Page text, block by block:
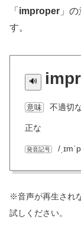
「 improper 」
す。
意味 不適切
正な
発音記号 /
※音声が再生され
試しください。